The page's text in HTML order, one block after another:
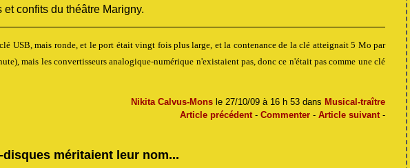
et confits du théâtre Marigny.
USB, mais ronde, et le port était vingt fois plus large, et la contenance de la clé atteignait 5 Mo par
mais les convertisseurs analogique-numérique n'existaient pas, donc ce n'était pas comme une clé
Nikita Calvus-Mons le 27/10/09 à 16 h 53 dans Musical-traître
Article précédent- Commenter - Article suivant-
disques méritaient leur nom...